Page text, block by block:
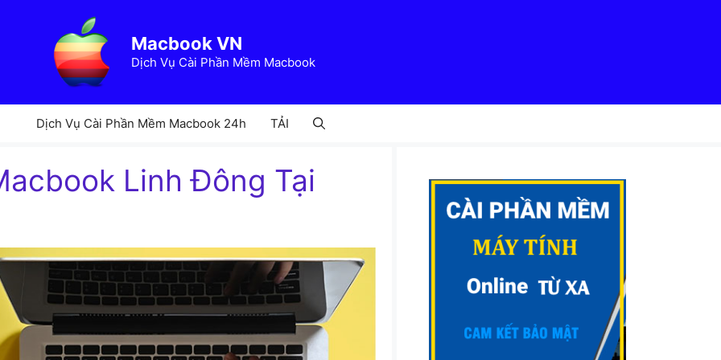
Macbook VN
Dịch Vụ Cài Phần Mềm Macbook
Dịch Vụ Cài Phần Mềm Macbook 24h TẢI
Linh Đông Tại